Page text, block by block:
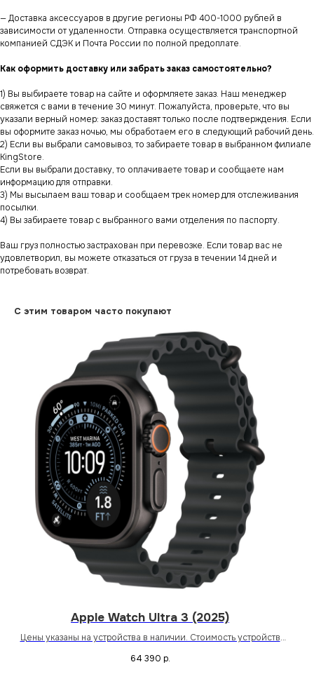
— Доставка аксессуаров в другие регионы РФ 400-1000 рублей в
зависимости от удаленности. Отправка осуществляется транспортной
компанией СДЭК и Почта России по полной предоплате.
Как оформить доставку или забрать заказ самостоятельно?
1) Вы выбираете товар на сайте и оформляете заказ. Наш менеджер
свяжется с вами в течение 30 минут. Пожалуйста, проверьте, что вы
указали верный номер: заказ доставят только после подтверждения. Если
вы оформите заказ ночью, мы обработаем его в следующий рабочий день.
2) Если вы выбрали самовывоз, то забираете товар в выбранном филиале
KingStore.
Если вы выбрали доставку, то оплачиваете товар и сообщаете нам
информацию для отправки.
3) Мы высылаем ваш товар и сообщаем трек номер для отслеживания
посылки.
4) Вы забираете товар с выбранного вами отделения по паспорту.
Ваш груз полностью застрахован при перевозке. Если товар вас не
удовлетворил, вы можете отказаться от груза в течении 14 дней и
потребовать возврат.
С этим товаром часто покупают
Apple Watch Ultra 3 (2025)
Цены указаны на устройства в наличии. Стоимость устройств
64 390 р.